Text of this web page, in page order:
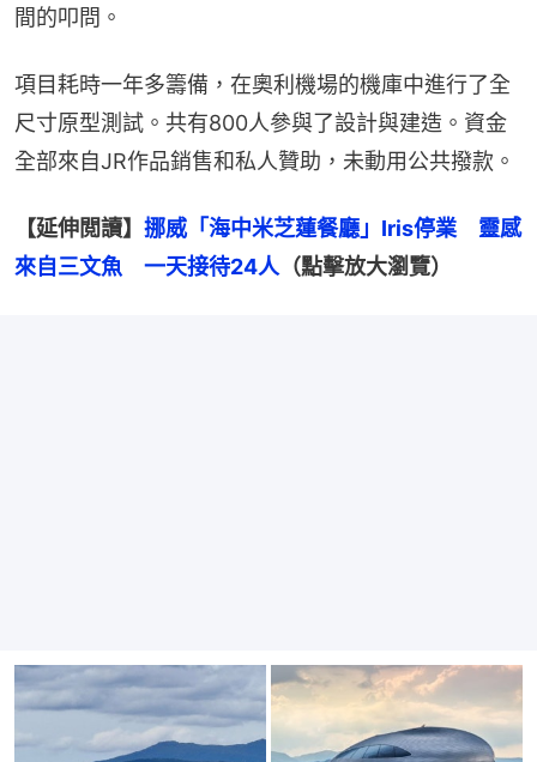
間的叩問。
項目耗時一年多籌備，在奧利機場的機庫中進行了全
尺寸原型測試。共有800人參與了設計與建造。資金
全部來自JR作品銷售和私人贊助，未動用公共撥款。
【延伸閲讀】 挪威「海中米芝蓮餐廳」Iris停業　靈感
來自三文魚　一天接待24人（點擊放大瀏覽）